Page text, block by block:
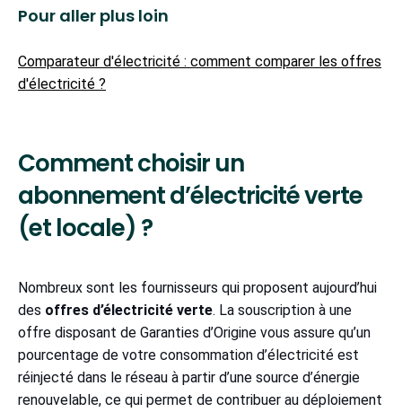
Pour aller plus loin
Comparateur d'électricité : comment comparer les offres
d'électricité ?
Comment choisir un
abonnement d’électricité verte
(et locale) ?
Nombreux sont les fournisseurs qui proposent aujourd’hui
des offres d’électricité verte. La souscription à une
offre disposant de Garanties d’Origine vous assure qu’un
pourcentage de votre consommation d’électricité est
réinjecté dans le réseau à partir d’une source d’énergie
renouvelable, ce qui permet de contribuer au déploiement